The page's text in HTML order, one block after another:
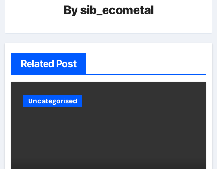
Bysib_ecometal
Related Post
Uncategorised